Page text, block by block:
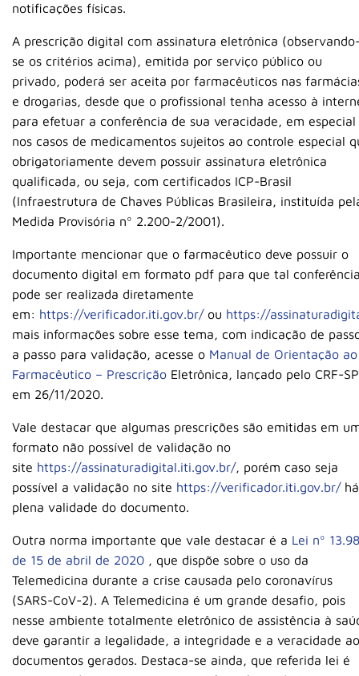
notificações físicas.
A prescrição digital com assinatura eletrônica
se os critérios acima), emitida por serviço público ou
privado, poderá ser aceita por farmacêuticos nas
e drogarias, desde que o profissional tenha acesso à
para efetuar a conferência de sua veracidade, em especial
nos casos de medicamentos sujeitos ao controle especial
obrigatoriamente devem possuir assinatura eletrônica
qualificada, ou seja, com certificados ICP-Brasil
(Infraestrutura de Chaves Públicas Brasileira, instituída
Medida Provisória nº 2.200-2/2001).
Importante mencionar que o farmacêutico deve possuir o
documento digital em formato pdf para que tal
pode ser realizada diretamente
em: https://verificador.iti.gov.br/ou https://
mais informações sobre esse tema, com indicação de
a passo para validação, acesse o Manual de Orientação ao
Farmacêutico – Prescrição Eletrônica, lançado pelo CRF-SP
em 26/11/2020.
Vale destacar que algumas prescrições são emitidas em
formato não possível de validação no
site https://assinaturadigital.iti.gov.br/, porém caso seja
possível a validação no site https://verificador.iti.gov.br/há
plena validade do documento.
Outra norma importante que vale destacar é a Lei nº
de 15 de abril de 2020 , que dispõe sobre o uso da
Telemedicina durante a crise causada pelo coronavírus
(SARS-CoV-2). A Telemedicina é um grande desafio, pois
nesse ambiente totalmente eletrônico de assistência à
deve garantir a legalidade, a integridade e a veracidade
documentos gerados. Destaca-se ainda, que referida lei é